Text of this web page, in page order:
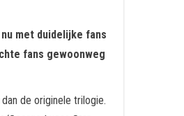
met duidelijke fans
fans gewoonweg
de originele trilogie.